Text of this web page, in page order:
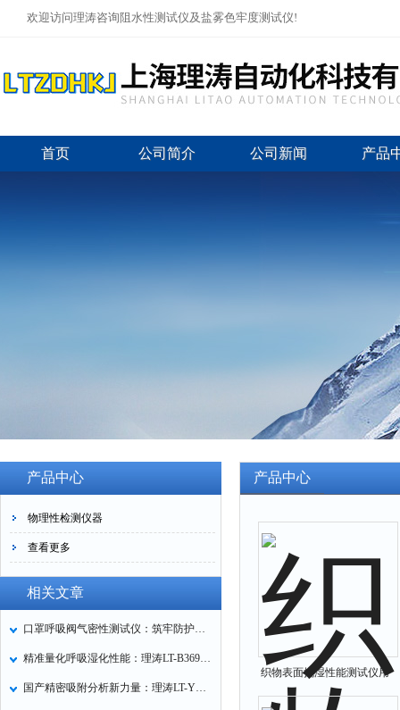
欢迎访问理涛咨询阻水性测试仪及盐雾色牢度测试仪!
首页 公司简介 公司新闻 产品
产品中心
物理性检测仪器
查看更多
相关文章
口罩呼吸阀气密性测试仪：筑牢防护口罩的质量关卡
精准量化呼吸湿化性能：理涛LT-B369湿化器数据采集装置技术解析
国产精密吸附分析新力量：理涛LT-Y019A全自动高压吸附仪的性能与应用解析
产品中心
织物表面抗湿性能测试仪用
途